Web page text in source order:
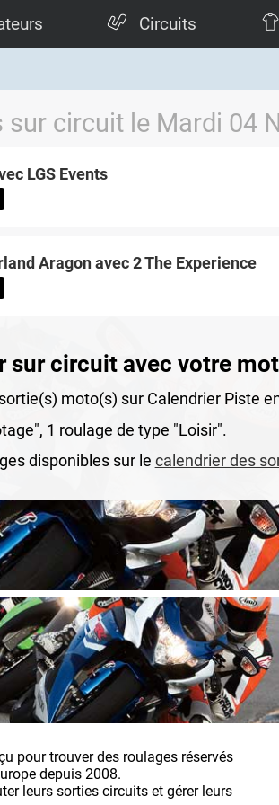
Circuits
circuit le Mardi 04
LGS Events
Aragon avec 2 The Experience
sur circuit avec votre
moto(s) sur Calendrier Piste
1 roulage de type "Loisir".
disponibles sur le calendrier des
pour trouver des roulages réservés
depuis 2008.
leurs sorties circuits et gérer leurs